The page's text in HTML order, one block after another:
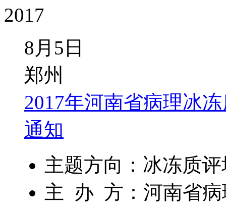
2017
8月5日
郑州
2017年河南省病理冰
通知
主题方向：冰冻质
主 办 方：河南省病